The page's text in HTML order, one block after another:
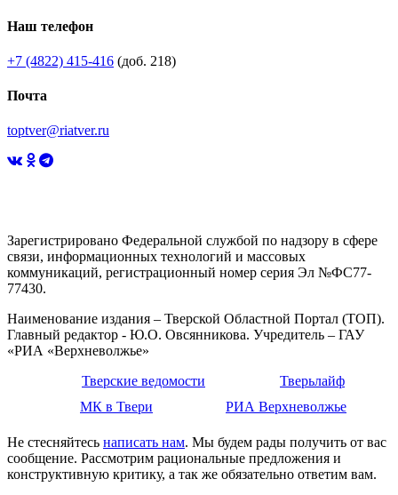
Наш телефон
+7 (4822) 415-416 (доб. 218)
Почта
toptver@riatver.ru
Зарегистрировано Федеральной службой по надзору в сфере
связи, информационных технологий и массовых
коммуникаций, регистрационный номер серия Эл №ФС77-
77430.
Наименование издания – Тверской Областной Портал (ТОП).
Главный редактор - Ю.О. Овсянникова. Учредитель – ГАУ
«РИА «Верхневолжье»
Тверские ведомости
Тверьлайф
МК в Твери
РИА Верхневолжье
Не стесняйтесь написать нам. Мы будем рады получить от вас
сообщение. Рассмотрим рациональные предложения и
конструктивную критику, а так же обязательно ответим вам.